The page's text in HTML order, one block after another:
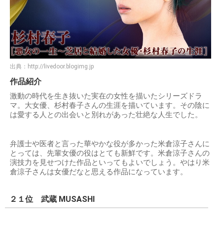
出典： http://livedoor.blogimg.jp
作品紹介
激動の時代を生き抜いた実在の女性を描いたシリーズドラ
マ。大女優、杉村春子さんの生涯を描いています。その陰に
は愛する人との出会いと別れがあった壮絶な人生でした。
弁護士や医者と言った華やかな役が多かった米倉涼子さんに
とっては、先輩女優の役はとても新鮮です。米倉涼子さんの
演技力を見せつけた作品といってもよいでしょう。やはり米
倉涼子さんは女優だなと思える作品になっています。
２１位 武蔵 MUSASHI